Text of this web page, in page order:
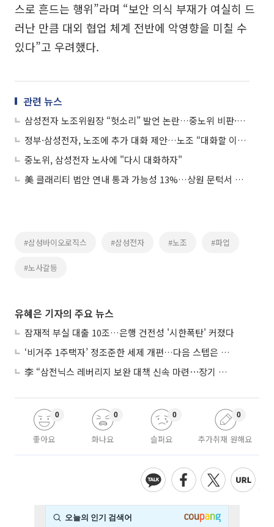
스로 흔드는 행위”라며 “보안 의식 부재가 여실히 드
러난 만큼 대외 협업 체계 전반에 악영향을 미칠 수
있다”고 우려했다.
관련 뉴스
삼성전자 노조위원장 “헛소리” 발언 논란…중노위 비판·협력사 언급 도마 위
정부·삼성전자, 노조에 추가 대화 제안…노조 “대화할 이유 없어”
중노위, 삼성전자 노사에 "다시 대화하자"
美 클래리티 법안 연내 통과 가능성 13%…상원 문턱서 제동
#삼성바이오로직스 #삼성전자 #노조 #파업
#노사갈등
유혜은 기자의 주요 뉴스
잠재적 부실 대출 10조…은행 건전성 '시한폭탄' 커졌다
‘비거주 1주택자’ 정조준한 세제 개편…다음 스텝은 금융 대책
李 “삼전닉스 레버리지 보완 대책 신속 마련⋯장기 채무 과감히 탕감”
좋아요
0
화나요
0
슬퍼요
0
추가취재 원해요
0